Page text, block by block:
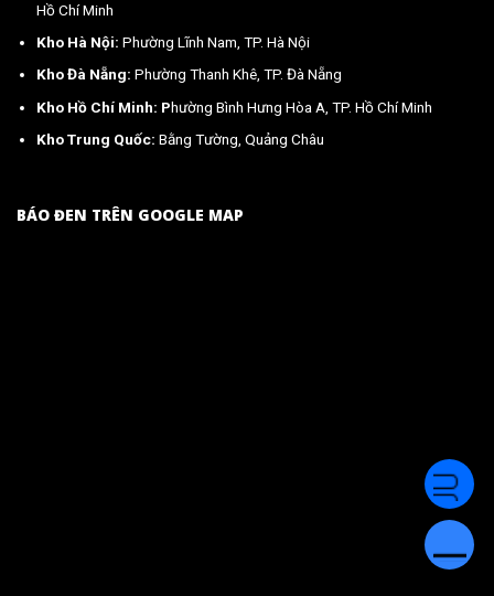
Hồ Chí Minh
Kho Hà Nội: Phường Lĩnh Nam, TP. Hà Nội
Kho Đà Nẵng: Phường Thanh Khê, TP. Đà Nẵng
Kho Hồ Chí Minh: Phường Bình Hưng Hòa A, TP. Hồ Chí Minh
Kho Trung Quốc: Bằng Tường, Quảng Châu
BÁO ĐEN TRÊN GOOGLE MAP